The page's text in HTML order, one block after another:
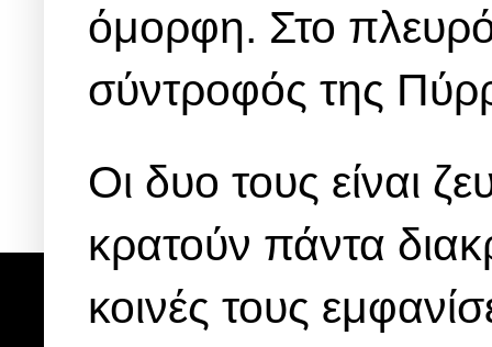
όμορφη. Στο
σύντροφός της
Οι δυο τους είναι
κρατούν πάντα
κοινές τους